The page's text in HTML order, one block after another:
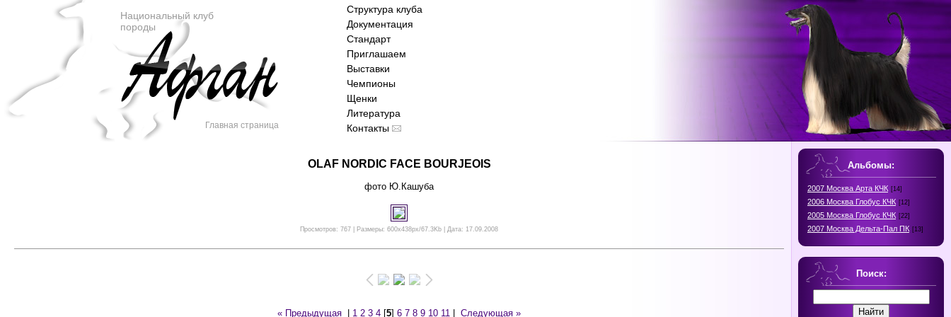
Национальный клуб
породы
Главная страница
Структура клуба
Документация
Стандарт
Приглашаем
Выставки
Чемпионы
Щенки
Литература
Контакты
OLAF NORDIC FACE BOURJEOIS
фото Ю.Кашуба
Просмотров: 767 | Размеры: 600x438px/67.3Kb | Дата: 17.09.2008
« Предыдущая 1 2 3 4 [5] 6 7 8 9 10 11 Следующая »
Альбомы:
2007 Москва Арта КЧК [14]
2006 Москва Глобус КЧК [12]
2005 Москва Глобус КЧК [22]
2007 Москва Дельта-Пал ПК [13]
Поиск: